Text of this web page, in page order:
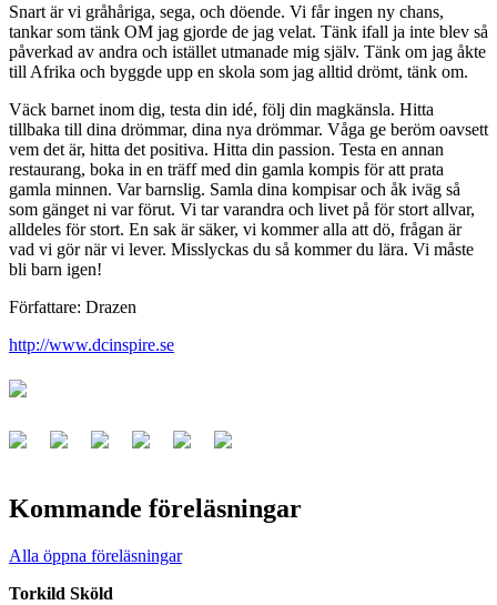
Snart är vi gråhåriga, sega, och döende. Vi får ingen ny chans,
tankar som tänk OM jag gjorde de jag velat. Tänk ifall ja inte blev så
påverkad av andra och istället utmanade mig själv. Tänk om jag åkte
till Afrika och byggde upp en skola som jag alltid drömt, tänk om.
Väck barnet inom dig, testa din idé, följ din magkänsla. Hitta
tillbaka till dina drömmar, dina nya drömmar. Våga ge beröm oavsett
vem det är, hitta det positiva. Hitta din passion. Testa en annan
restaurang, boka in en träff med din gamla kompis för att prata
gamla minnen. Var barnslig. Samla dina kompisar och åk iväg så
som gänget ni var förut. Vi tar varandra och livet på för stort allvar,
alldeles för stort. En sak är säker, vi kommer alla att dö, frågan är
vad vi gör när vi lever. Misslyckas du så kommer du lära. Vi måste
bli barn igen!
Författare: Drazen
http://www.dcinspire.se
Kommande föreläsningar
Alla öppna föreläsningar
Torkild Sköld